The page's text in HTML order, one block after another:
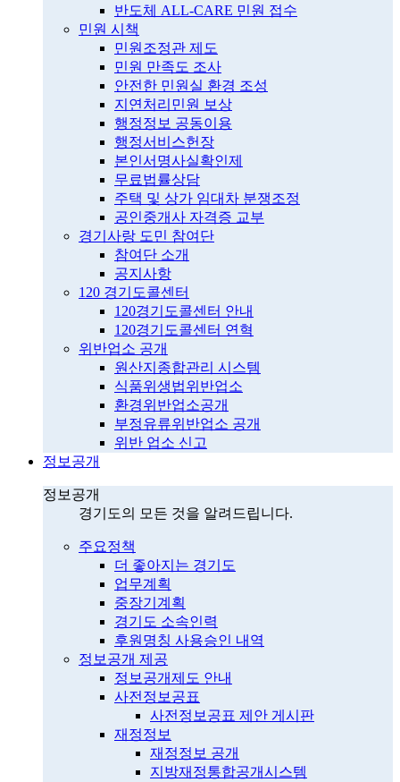
반도체 ALL-CARE 민원 접수
민원 시책
민원조정관 제도
민원 만족도 조사
안전한 민원실 환경 조성
지연처리민원 보상
행정정보 공동이용
행정서비스헌장
본인서명사실확인제
무료법률상담
주택 및 상가 임대차 분쟁조정
공인중개사 자격증 교부
경기사랑 도민 참여단
참여단 소개
공지사항
120 경기도콜센터
120경기도콜센터 안내
120경기도콜센터 연혁
위반업소 공개
원산지종합관리 시스템
식품위생법위반업소
환경위반업소공개
부정유류위반업소 공개
위반 업소 신고
정보공개
정보공개
경기도의 모든 것을 알려드립니다.
주요정책
더 좋아지는 경기도
업무계획
중장기계획
경기도 소속인력
후원명칭 사용승인 내역
정보공개 제공
정보공개제도 안내
사전정보공표
사전정보공표 제안 게시판
재정정보
재정정보 공개
지방재정통합공개시스템